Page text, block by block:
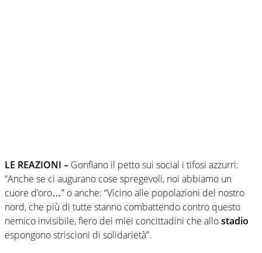
LE REAZIONI – Gonfiano il petto sui social i tifosi azzurri:
“Anche se ci augurano cose spregevoli, noi abbiamo un
cuore d’oro…” o anche: “Vicino alle popolazioni del nostro
nord, che più di tutte stanno combattendo contro questo
nemico invisibile, fiero dei miei concittadini che allostadio
espongono striscioni di solidarietà”.